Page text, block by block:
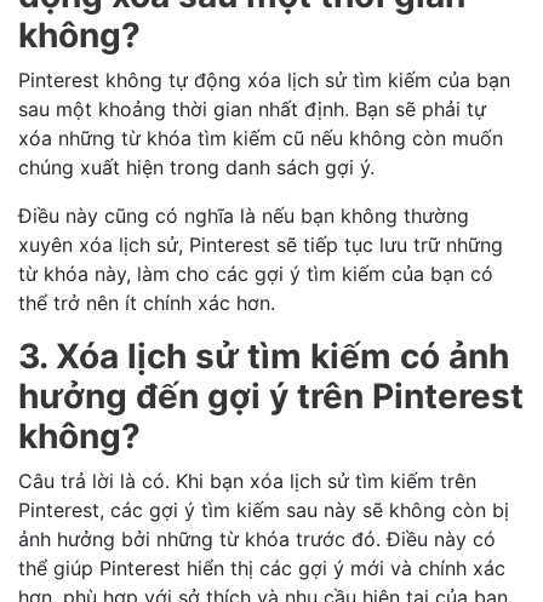
không?
Pinterest không tự động xóa lịch sử tìm kiếm của bạn
sau một khoảng thời gian nhất định. Bạn sẽ phải tự
xóa những từ khóa tìm kiếm cũ nếu không còn muốn
chúng xuất hiện trong danh sách gợi ý.
Điều này cũng có nghĩa là nếu bạn không thường
xuyên xóa lịch sử, Pinterest sẽ tiếp tục lưu trữ những
từ khóa này, làm cho các gợi ý tìm kiếm của bạn có
thể trở nên ít chính xác hơn.
3. Xóa lịch sử tìm kiếm có ảnh
hưởng đến gợi ý trên Pinterest
không?
Câu trả lời là có. Khi bạn xóa lịch sử tìm kiếm trên
Pinterest, các gợi ý tìm kiếm sau này sẽ không còn bị
ảnh hưởng bởi những từ khóa trước đó. Điều này có
thể giúp Pinterest hiển thị các gợi ý mới và chính xác
hơn, phù hợp với sở thích và nhu cầu hiện tại của bạn.